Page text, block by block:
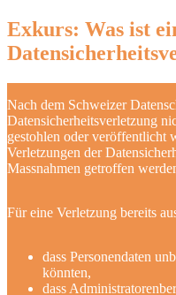
Exkurs: Was ist
Nach dem Schweizer
Datensicherheitsverletzung
gestohlen oder veröffentlicht
Verletzungen der
Massnahmen getroffen
Für eine Verletzung bereits
dass Personendaten
könnten,
dass